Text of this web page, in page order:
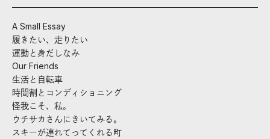
A Small Essay
履きたい、走りたい
運動と身だしなみ
Our Friends
生活と自転車
時間割とコンディショニング
怪我こそ、私。
ウチサカさんにきいてみる。
スキーが連れてってくれる町